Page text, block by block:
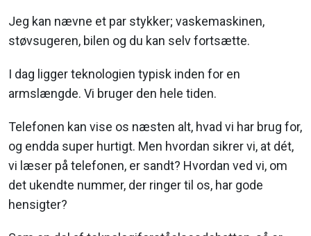
I mange år var hun bestyrelsesformand for organisationen,
inden hun overtog stillingen som generalsekretær.
Jeg kan nævne et par stykker; vaskemaskinen,
støvsugeren, bilen og du kan selv fortsætte.
I dag ligger teknologien typisk inden for en
armslængde. Vi bruger den hele tiden.
Telefonen kan vise os næsten alt, hvad vi har brug for,
og endda super hurtigt. Men hvordan sikrer vi, at dét,
vi læser på telefonen, er sandt? Hvordan ved vi, om
det ukendte nummer, der ringer til os, har gode
hensigter?